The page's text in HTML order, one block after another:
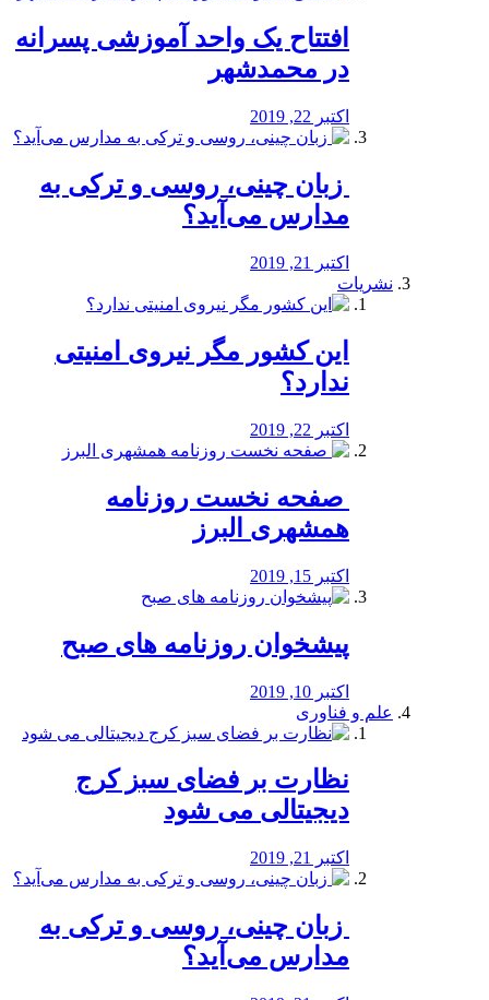
افتتاح یک واحد آموزشی پسرانه
در محمدشهر
اکتبر 22, 2019
️ زبان چینی، روسی و ترکی به
مدارس می‌آید؟
اکتبر 21, 2019
نشریات
این کشور مگر نیروی امنیتی
ندارد؟
اکتبر 22, 2019
️ صفحه نخست روزنامه‌
همشهری البرز
اکتبر 15, 2019
پیشخوان روزنامه های صبح
اکتبر 10, 2019
علم و فناوری
نظارت بر فضای سبز کرج
دیجیتالی می شود
اکتبر 21, 2019
️ زبان چینی، روسی و ترکی به
مدارس می‌آید؟